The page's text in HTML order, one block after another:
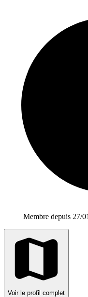
Membre depuis 27/
Voir le profil complet